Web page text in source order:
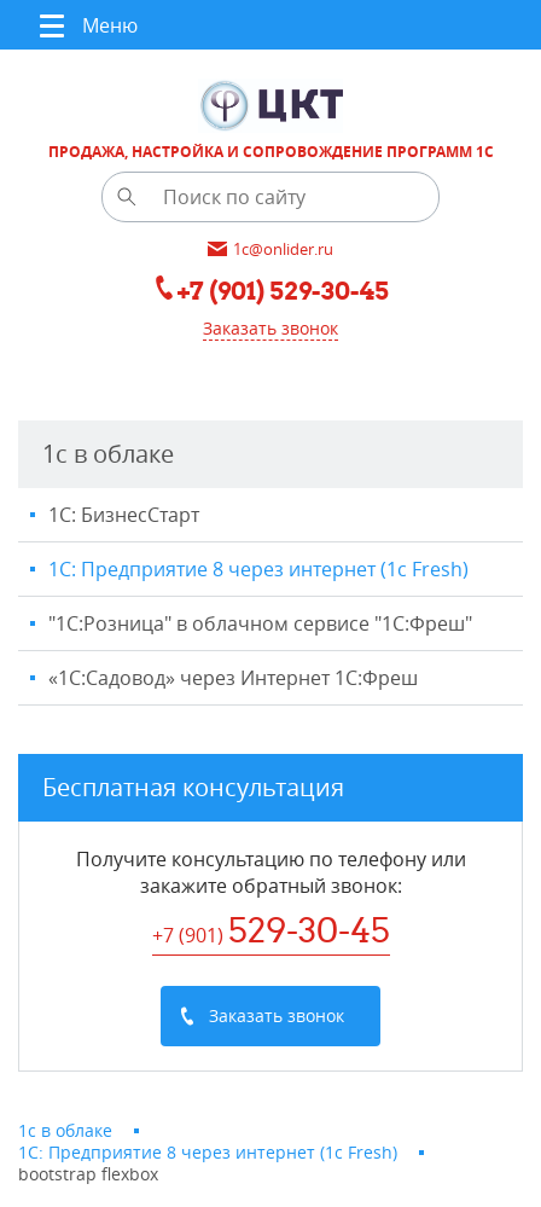
Меню
ПРОДАЖА, НАСТРОЙКА И СОПРОВОЖДЕНИЕ ПРОГРАММ 1С
1c@onlider.ru
+7 (901) 529-30-45
Заказать звонок
1с в облаке
1С: БизнесСтарт
1С: Предприятие 8 через интернет (1c Fresh)
"1C:Розница" в облачном сервисе "1С:Фреш"
«1С:Садовод» через Интернет 1С:Фреш
Бесплатная консультация
Получите консультацию по телефону или
закажите обратный звонок:
+7 (901) 529-30-45
Заказать звонок
1с в облаке
1С: Предприятие 8 через интернет (1c Fresh)
bootstrap flexbox